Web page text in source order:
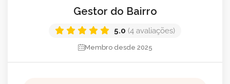
Gestor do Bairro
5.0 (4 avaliações)
Membro desde 2025